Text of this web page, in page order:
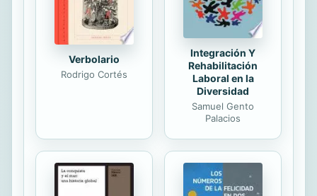
relevantes para el consumidor que
sea él mismo quien decida acceder...
Verbolario
Rodrigo Cortés
Integración Y
Rehabilitación
Laboral en la
Diversidad
Samuel Gento
Palacios